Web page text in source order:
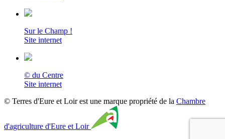
Sur le Champ !
Site internet
© du Centre
Site internet
© Terres d'Eure et Loir est une marque propriété de la Chambre
d'agriculture d'Eure et Loir